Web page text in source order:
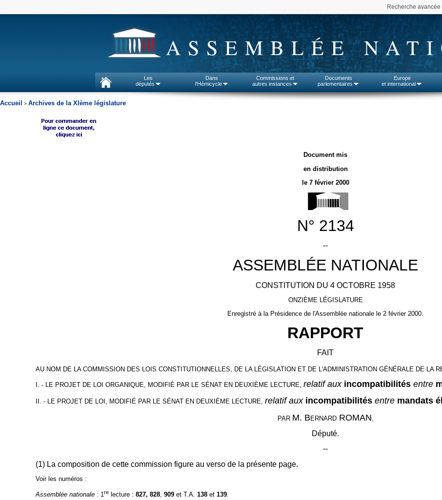
Recherche avancée
ASSEMBLÉE
Les
députés
Dans
l'Hémicycle
Commissions et
autres instances
Documents
parlementaires
Europe
et international
Accueil > Archives de la XIème législature
Document mis
en distribution
le 7 février 2000
N° 2134
--
ASSEMBLÉE NATIONALE
CONSTITUTION DU 4 OCTOBRE 1958
ONZIÈME LÉGISLATURE
Enregistré à la Présidence de l'Assemblée nationale le 2 février 2000.
RAPPORT
FAIT
AU NOM DE LA COMMISSION DES LOIS CONSTITUTIONNELLES, DE LA LÉGISLATION ET DE L'ADMINISTRATION GÉNÉRALE DE LA
I. - LE PROJET DE LOI ORGANIQUE, MODIFIÉ PAR LE SÉNAT EN DEUXIÈME LECTURE, relatif aux incompatibilités entre
II. - LE PROJET DE LOI, MODIFIÉ PAR LE SÉNAT EN DEUXIÈME LECTURE, relatif aux incompatibilités entre mandats
PAR M. BERNARDROMAN
Député.
--
(1) La composition de cette commission figure au verso de la présente page.
Voir les numéros :
Assemblée nationale: 1relecture : 827, 828, 909et T.A. 138 et 139.